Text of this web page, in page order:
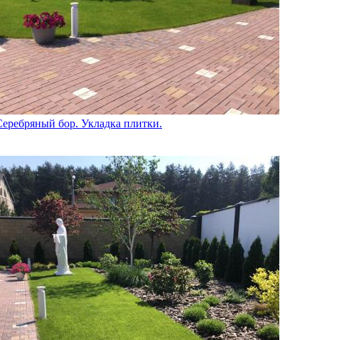
бор. Укладка плитки.